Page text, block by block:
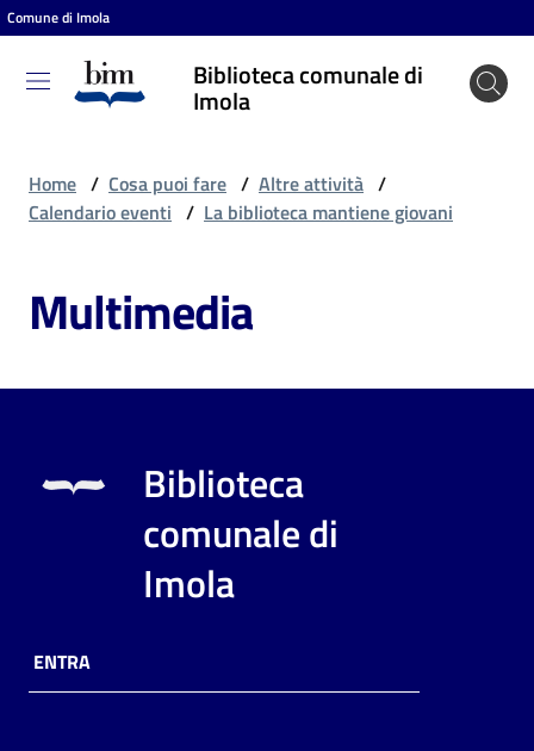
Vai al contenuto
Vai alla navigazione
Vai al footer
Comune di Imola
Biblioteca comunale di
Imola
Biblioteca
comunale
puoi
Risorse
online
Home / Cosa puoi fare / Altre attività /
Calendario eventi / La biblioteca mantiene giovani
Multimedia
Biblioteca
comunale di
Imola
ENTRA